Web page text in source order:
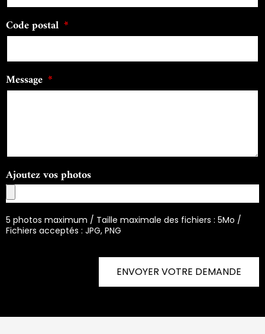
Code postal
Message
Ajoutez vos photos
5 photos maximum / Taille maximale des fichiers : 5Mo /
Fichiers acceptés : JPG, PNG
ENVOYER VOTRE DEMANDE